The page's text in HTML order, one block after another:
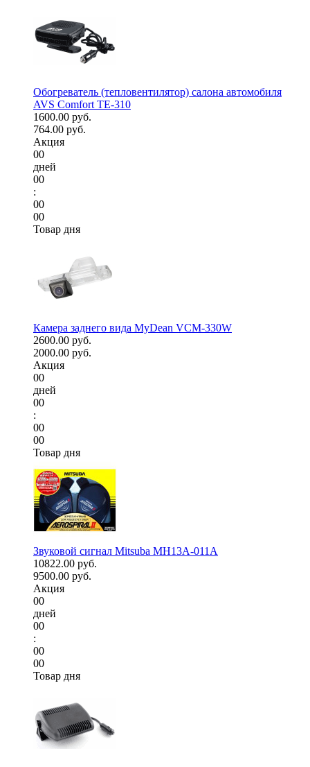
Обогреватель (тепловентилятор) салона автомобиля
AVS Comfort TE-310
1600.00 руб.
764.00 руб.
Акция
00
дней
00
:
00
00
Товар дня
Камера заднего вида MyDean VCM-330W
2600.00 руб.
2000.00 руб.
Акция
00
дней
00
:
00
00
Товар дня
Звуковой сигнал Mitsuba MH13A-011A
10822.00 руб.
9500.00 руб.
Акция
00
дней
00
:
00
00
Товар дня